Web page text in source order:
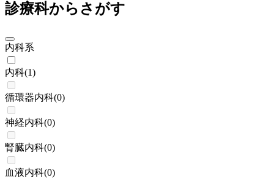
診療科からさがす
内科系
内科(1)
循環器内科(0)
神経内科(0)
腎臓内科(0)
血液内科(0)